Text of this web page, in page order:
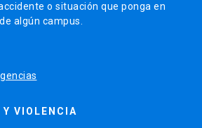
o situación que ponga en
algún campus.
VIOLENCIA